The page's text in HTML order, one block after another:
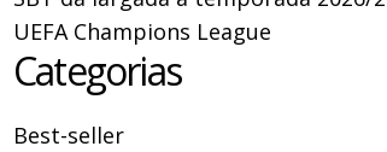
UEFA Champions League
Categorias
Best-seller